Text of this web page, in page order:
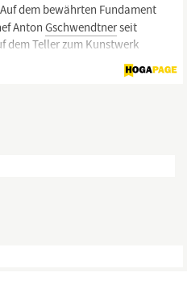
Auf dem bewährten Fundament
Anton Gschwendtnerseit
dem Teller zum Kunstwerk
französischen Küche,
und Zutaten, erfährt die